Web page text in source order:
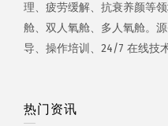
理、疲劳缓解、抗衰养颜等
舱、双人氧舱、多人氧舱。
导、操作培训、24/7 在线技
热门资讯